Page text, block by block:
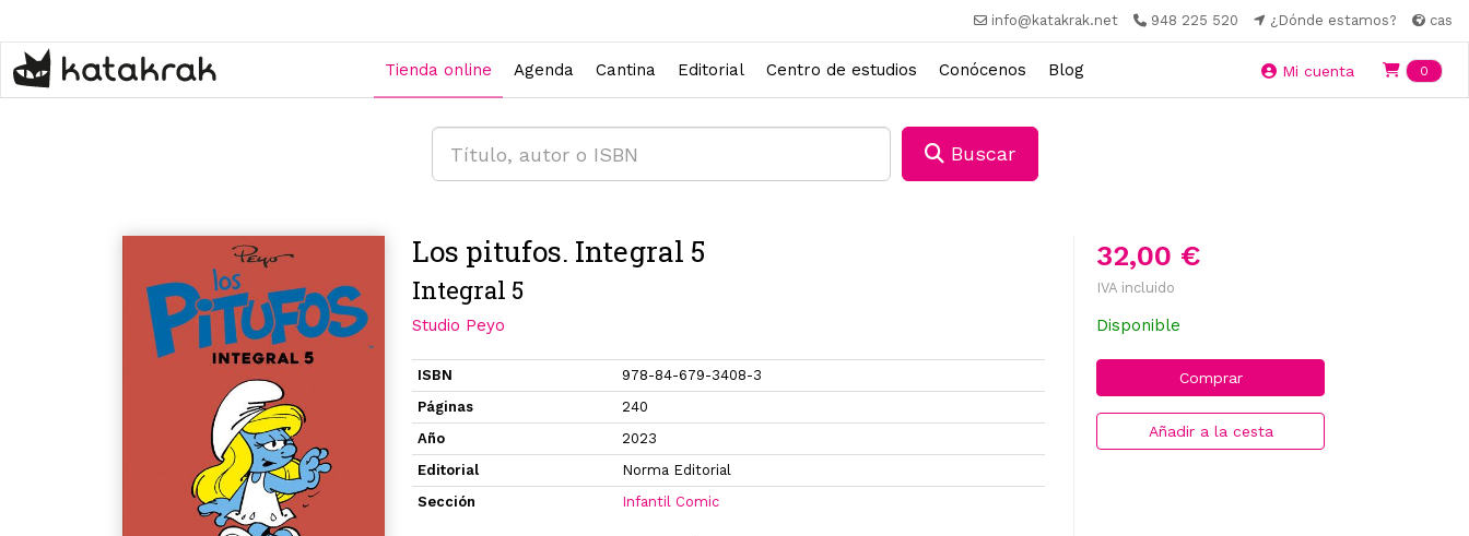
contenido
principal
info@katakrak.net 948 225 520 ¿Dónde estamos? cas
Tienda online Agenda Cantina Editorial Centro de estudios Conócenos Blog Mi cuenta 0
Buscar
32,00 €
IVA incluido
Disponible
Comprar
Añadir a la cesta
Los pitufos. Integral 5
Integral 5
Studio Peyo
ISBN
978-84-679-3408-3
Páginas
240
Año
2023
Editorial
Norma Editorial
Sección
Infantil Comic